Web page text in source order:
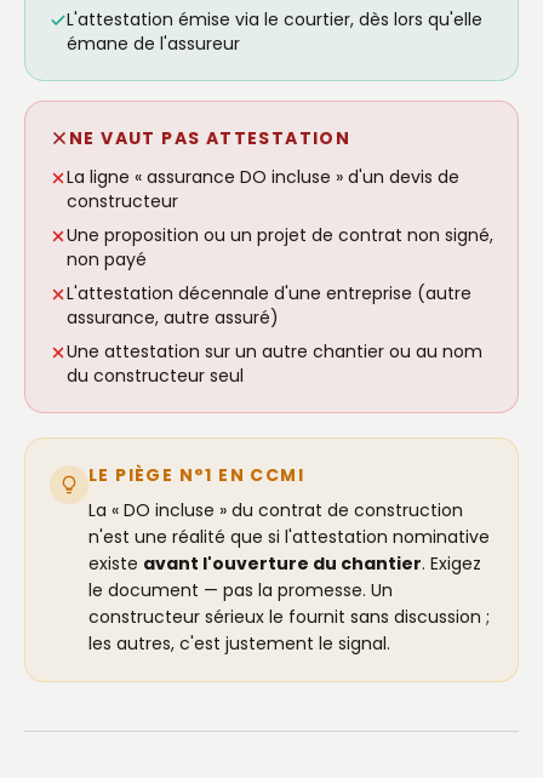
L'attestation émise via le courtier, dès lors qu'elle
émane de l'assureur
NE VAUT PAS ATTESTATION
La ligne « assurance DO incluse » d'un devis de
constructeur
Une proposition ou un projet de contrat non signé,
non payé
L'attestation décennale d'une entreprise (autre
assurance, autre assuré)
Une attestation sur un autre chantier ou au nom
du constructeur seul
LE PIÈGE N°1 EN CCMI
La « DO incluse » du contrat de construction
n'est une réalité que si l'attestation nominative
existe avant l'ouverture du chantier. Exigez
le document — pas la promesse. Un
constructeur sérieux le fournit sans discussion ;
les autres, c'est justement le signal.